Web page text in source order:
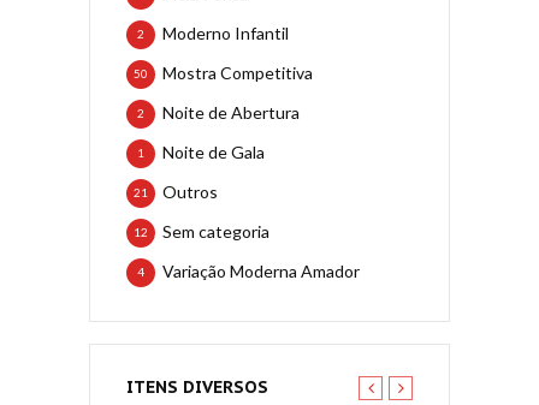
Moderno Infantil
2
Mostra Competitiva
50
Noite de Abertura
2
Noite de Gala
1
Outros
21
Sem categoria
12
Variação Moderna Amador
4
ITENS DIVERSOS